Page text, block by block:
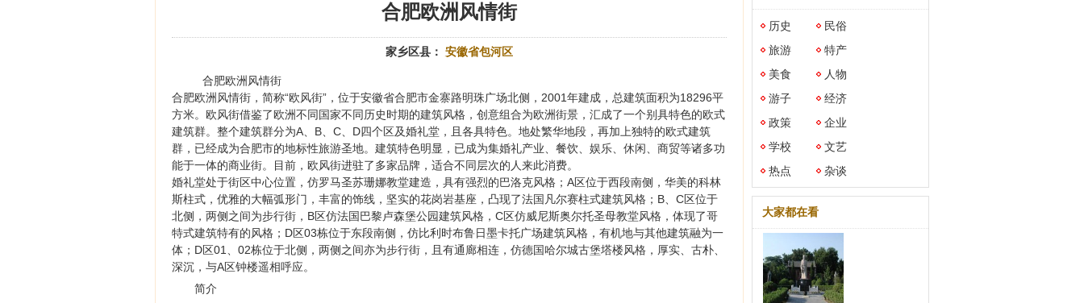
合肥欧洲风情街
家乡区县： 安徽省包河区
合肥欧洲风情街
合肥欧洲风情街，简称“欧风街”，位于安徽省合肥市金寨路明珠广场北侧，2001年建成，总建筑面积为18296平
方米。欧风街借鉴了欧洲不同国家不同历史时期的建筑风格，创意组合为欧洲街景，汇成了一个别具特色的欧式
建筑群。整个建筑群分为A、B、C、D四个区及婚礼堂，且各具特色。地处繁华地段，再加上独特的欧式建筑
群，已经成为合肥市的地标性旅游圣地。建筑特色明显，已成为集婚礼产业、餐饮、娱乐、休闲、商贸等诸多功
能于一体的商业街。目前，欧风街进驻了多家品牌，适合不同层次的人来此消费。
婚礼堂处于街区中心位置，仿罗马圣苏珊娜教堂建造，具有强烈的巴洛克风格；A区位于西段南侧，华美的科林
斯柱式，优雅的大幅弧形门，丰富的饰线，坚实的花岗岩基座，凸现了法国凡尔赛柱式建筑风格；B、C区位于
北侧，两侧之间为步行街，B区仿法国巴黎卢森堡公园建筑风格，C区仿威尼斯奥尔托圣母教堂风格，体现了哥
特式建筑特有的风格；D区03栋位于东段南侧，仿比利时布鲁日墨卡托广场建筑风格，有机地与其他建筑融为一
体；D区01、02栋位于北侧，两侧之间亦为步行街，且有通廊相连，仿德国哈尔城古堡塔楼风格，厚实、古朴、
深沉，与A区钟楼遥相呼应。
简介
历史
民俗
旅游
特产
美食
人物
游子
经济
政策
企业
学校
文艺
热点
杂谈
大家都在看